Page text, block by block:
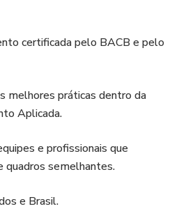
objetiva
no processo de intervenção
certificada pelo BACB e pelo
melhores práticas dentro da
Aplicada.
e profissionais que
quadros semelhantes.
e Brasil.